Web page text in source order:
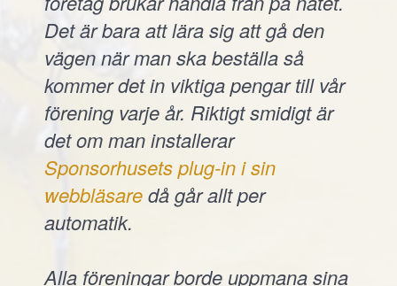
Det är bara att lära sig att gå den
vägen när man ska beställa så
kommer det in viktiga pengar till vår
förening varje år. Riktigt smidigt är
det om man installerar
Sponsorhusets plug-in i sin
webbläsaredå går allt per
automatik.
Alla föreningar borde uppmana sina